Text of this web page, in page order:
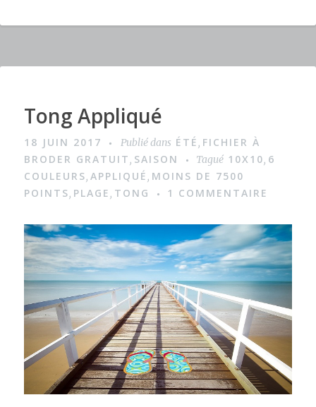
b
o
r
stg
I
a
g
e
Tong Appliqué
18 JUIN 2017 Publié dans ÉTÉ, FICHIER À
BRODER GRATUIT, SAISON Tagué 10X10, 6
COULEURS,APPLIQUÉ, MOINS DE 7500
POINTS, PLAGE, TONG 1 COMMENTAIRE